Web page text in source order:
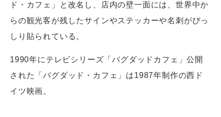
ド・カフェ」と改名し、店内の壁一面には、世界中か
らの観光客が残したサインやステッカーや名刺がびっ
しり貼られている。
1990年にテレビシリーズ「バグダッドカフェ」公開
された「バグダッド・カフェ」は1987年制作の西ド
イツ映画。